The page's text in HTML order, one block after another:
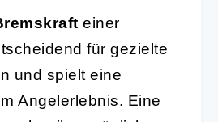
einer
für gezielte
und spielt eine
Angelerlebnis. Eine